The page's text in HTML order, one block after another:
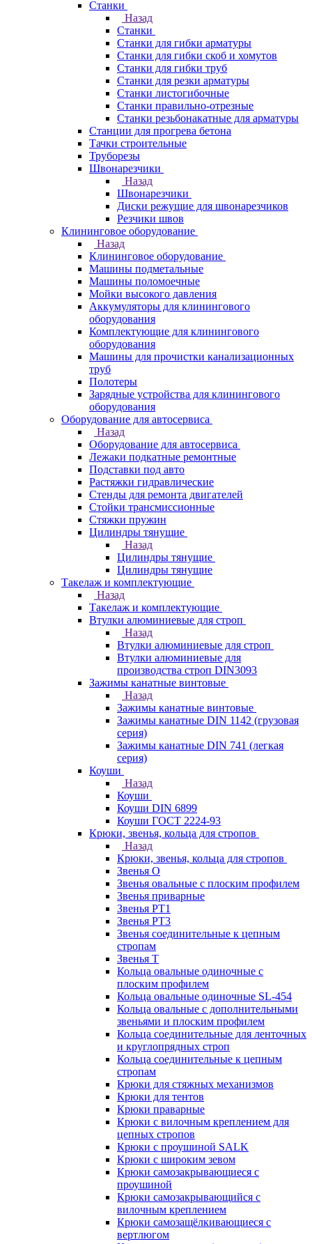
Станки
Назад
Станки
Станки для гибки арматуры
Станки для гибки скоб и хомутов
Станки для гибки труб
Станки для резки арматуры
Станки листогибочные
Станки правильно-отрезные
Станки резьбонакатные для арматуры
Станции для прогрева бетона
Тачки строительные
Труборезы
Швонарезчики
Назад
Швонарезчики
Диски режущие для швонарезчиков
Резчики швов
Клининговое оборудование
Назад
Клининговое оборудование
Машины подметальные
Машины поломоечные
Мойки высокого давления
Аккумуляторы для клинингового
оборудования
Комплектующие для клинингового
оборудования
Машины для прочистки канализационных
труб
Полотеры
Зарядные устройства для клинингового
оборудования
Оборудование для автосервиса
Назад
Оборудование для автосервиса
Лежаки подкатные ремонтные
Подставки под авто
Растяжки гидравлические
Стенды для ремонта двигателей
Стойки трансмиссионные
Стяжки пружин
Цилиндры тянущие
Назад
Цилиндры тянущие
Цилиндры тянущие
Такелаж и комплектующие
Назад
Такелаж и комплектующие
Втулки алюминиевые для строп
Назад
Втулки алюминиевые для строп
Втулки алюминиевые для
производства строп DIN3093
Зажимы канатные винтовые
Назад
Зажимы канатные винтовые
Зажимы канатные DIN 1142 (грузовая
серия)
Зажимы канатные DIN 741 (легкая
серия)
Коуши
Назад
Коуши
Коуши DIN 6899
Коуши ГОСТ 2224-93
Крюки, звенья, кольца для стропов
Назад
Крюки, звенья, кольца для стропов
Звенья О
Звенья овальные с плоским профилем
Звенья приварные
Звенья РТ1
Звенья РТ3
Звенья соединительные к цепным
стропам
Звенья Т
Кольца овальные одиночные c
плоским профилем
Кольца овальные одиночные SL-454
Кольца овальные с дополнительными
звеньями и плоским профилем
Кольца соединительные для ленточных
и круглопрядных строп
Кольца соединительные к цепным
стропам
Крюки для стяжных механизмов
Крюки для тентов
Крюки праварные
Крюки с вилочным креплением для
цепных стропов
Крюки с проушиной SALK
Крюки с широким зевом
Крюки самозакрывающиеся с
проушиной
Крюки самозакрывающийся с
вилочным креплением
Крюки самозащёлкивающиеся с
вертлюгом